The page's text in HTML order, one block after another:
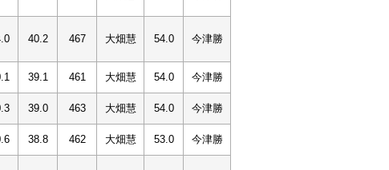
40.2 467 大畑慧 54.0 今津勝
39.1 461 大畑慧 54.0 今津勝
39.0 463 大畑慧 54.0 今津勝
38.8 462 大畑慧 53.0 今津勝